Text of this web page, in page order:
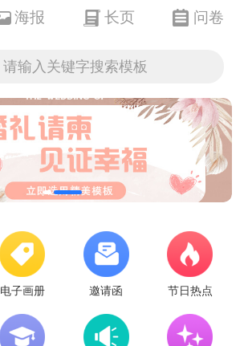
海报 长页 问卷
请输入关键字搜索模板
电子画册 邀请函 节日热点